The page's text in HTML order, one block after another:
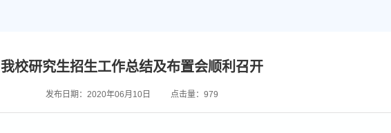
我校研究生招生工作总结及布置会顺利召开
发布日期：2020年06月10日 点击量：979